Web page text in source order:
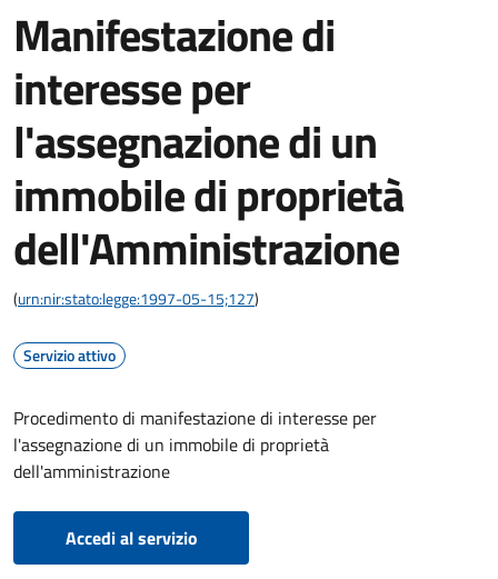
Manifestazione di
interesse per
l'assegnazione di un
immobile di proprietà
dell'Amministrazione
(urn:nir:stato:legge:1997-05-15;127)
Servizio attivo
Procedimento di manifestazione di interesse per
l'assegnazione di un immobile di proprietà
dell'amministrazione
Accedi al servizio